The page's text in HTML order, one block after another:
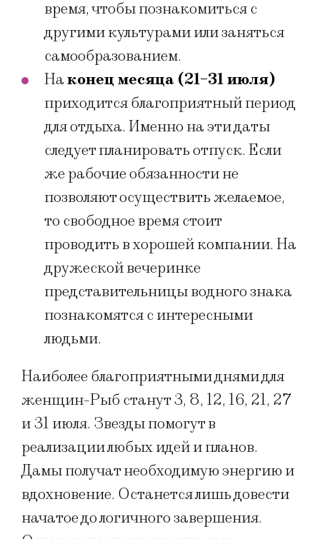
время, чтобы познакомиться с
другими культурами или заняться
самообразованием.
Наконец месяца (21-31 июля)
приходится благоприятный период
для отдыха. Именно на эти даты
следует планировать отпуск. Если
же рабочие обязанности не
позволяют осуществить желаемое,
то свободное время стоит
проводить в хорошей компании. На
дружеской вечеринке
представительницы водного знака
познакомятся с интересными
людьми.
Наиболее благоприятными днями для
женщин-Рыб станут 3, 8, 12, 16, 21, 27
и 31 июля. Звезды помогут в
реализации любых идей и планов.
Дамы получат необходимую энергию и
вдохновение. Останется лишь довести
начатое до логичного завершения.